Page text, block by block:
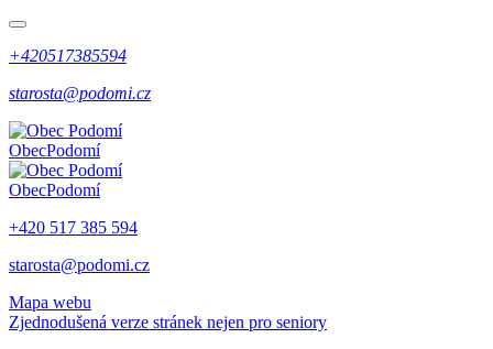
+420517385594
starosta@podomi.cz
ObecPodomí
ObecPodomí
+420 517 385 594
starosta@podomi.cz
Mapa webu
Zjednodušená verze stránek nejen pro seniory